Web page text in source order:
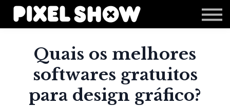
Shop
Revista Zupi
Login
Quais os melhores
softwares gratuitos
para design gráfico?